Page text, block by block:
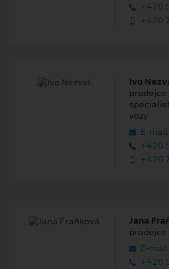
+420
+420
Ivo
prodejce
vozy
E‑mail
+420
+420
Jana
prodejce
E‑mail
+420